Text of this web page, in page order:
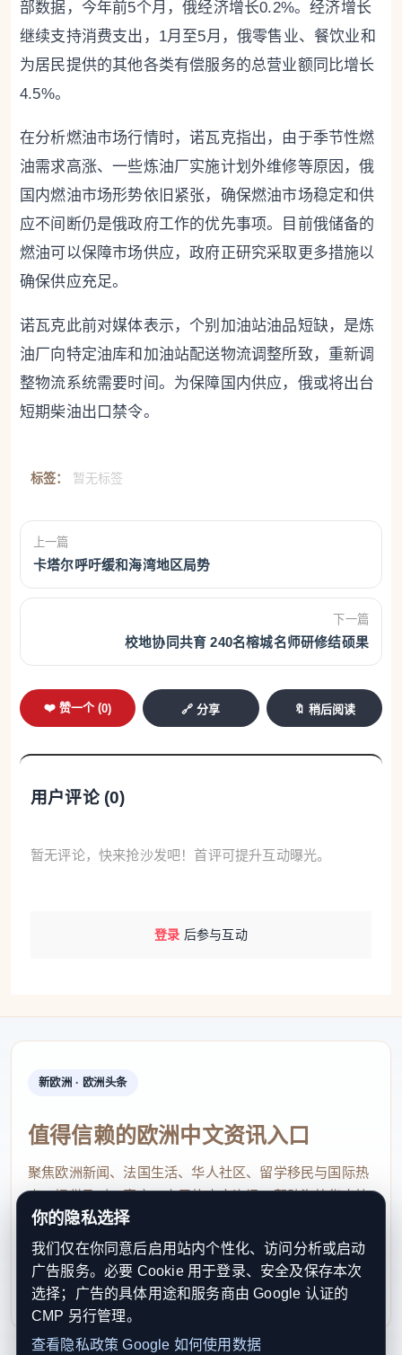
部数据，今年前5个月，俄经济增长0.2%。经济增长
继续支持消费支出，1月至5月，俄零售业、餐饮业和
为居民提供的其他各类有偿服务的总营业额同比增长
4.5%。
在分析燃油市场行情时，诺瓦克指出，由于季节性燃
油需求高涨、一些炼油厂实施计划外维修等原因，俄
国内燃油市场形势依旧紧张，确保燃油市场稳定和供
应不间断仍是俄政府工作的优先事项。目前俄储备的
燃油可以保障市场供应，政府正研究采取更多措施以
确保供应充足。
诺瓦克此前对媒体表示，个别加油站油品短缺，是炼
油厂向特定油库和加油站配送物流调整所致，重新调
整物流系统需要时间。为保障国内供应，俄或将出台
短期柴油出口禁令。
标签： 暂无标签
上一篇
卡塔尔呼吁缓和海湾地区局势
下一篇
校地协同共育 240名榕城名师研修结硕果
❤️ 赞一个 (0) 🔗 分享 🔖 稍后阅读
用户评论 (0)
暂无评论，快来抢沙发吧！首评可提升互动曝光。
登录 后参与互动
新欧洲 · 欧洲头条
值得信赖的欧洲中文资讯入口
聚焦欧洲新闻、法国生活、华人社区、留学移民与国际热
点，提供及时、真实、实用的中文资讯，帮助海外华人快
速了解欧洲动态。
contact@xinouzhou.com
服务支持、版权与合作：工作日优先处理站务、投稿与权
利通知
你的隐私选择
我们仅在你同意后启用站内个性化、访问分析或启动
广告服务。必要 Cookie 用于登录、安全及保存本次
选择；广告的具体用途和服务商由 Google 认证的
CMP 另行管理。
查看隐私政策 Google 如何使用数据